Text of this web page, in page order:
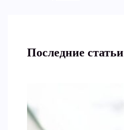
Последние статьи